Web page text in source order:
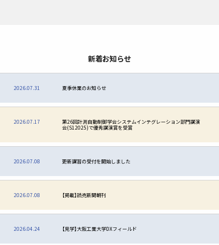
新着お知らせ
2026.07.31 夏季休業のお知らせ
2026.07.17
第26回計測自動制御学会システムインテグレーション部門講演
会(S12025)で優秀講演賞を受賞
2026.07.08 更新講習の受付を開始しました
2026.07.08 【掲載】読売新聞朝刊
2026.04.24 【見学】大阪工業大学DXフィールド